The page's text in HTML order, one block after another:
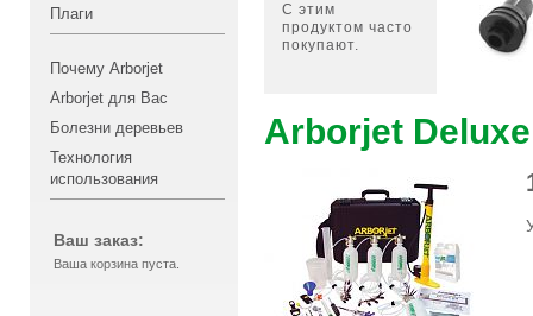
Плаги
Почему Arborjet
Arborjet для Вас
Болезни деревьев
Технология
использования
Ваш заказ:
Ваша корзина пуста.
С этим
продуктом часто
покупают.
Arborjet